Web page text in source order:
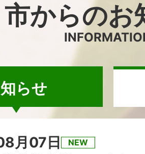
市からのお
らせ
月07日 NEW